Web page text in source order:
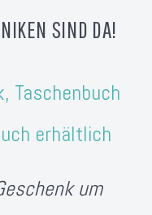
SIND DA!
Taschenbuch
erhältlich
um